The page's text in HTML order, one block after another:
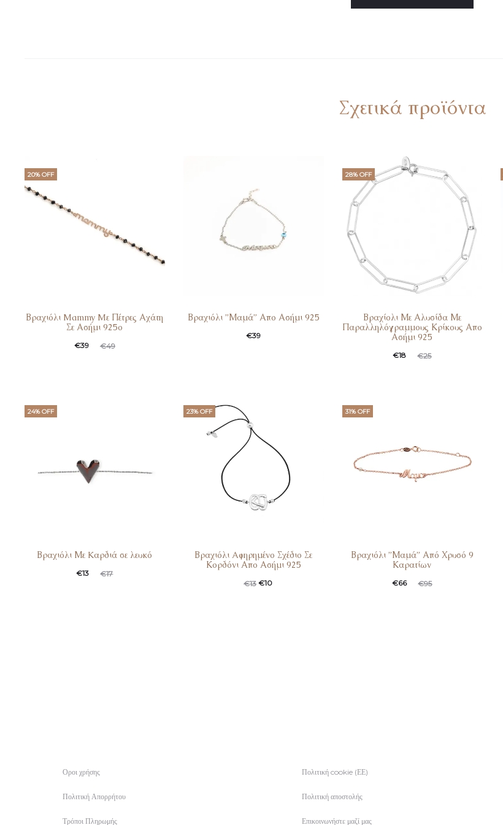
Σχετικά προϊόντα
20% OFF
Βραχιόλι Mammy Mε Πέτρες Αχάτη
Σε Ασήμι 925ο
€49
€39
Βραχιόλι ”Μαμά” Απο Ασήμι 925
€39
28% OFF
Βραχίολι Με Αλυσίδα Με
Παραλληλόγραμμους Κρίκους Απο
Ασήμι 925
€25
€18
24% OFF
Βραχιόλι Με Kαρδιά σε λευκό
€17
€13
23% OFF
Βραχιόλι Aφηρημένο Σχέδιο Σε
Κορδόνι Απο Ασήμι 925
€13 €10
31% OFF
Βραχιόλι ”Μαμά” Από Χρυσό 9
Καρατίων
€95
€66
Οροι χρήσης
Πολιτική Απορρήτου
Τρόποι Πληρωμής
Πολιτική cookie (ΕΕ)
Πολιτική αποστολής
Επικοινωνήστε μαζί μας